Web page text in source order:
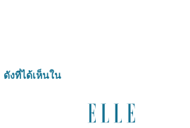
ดังที่ได้เห็นใน